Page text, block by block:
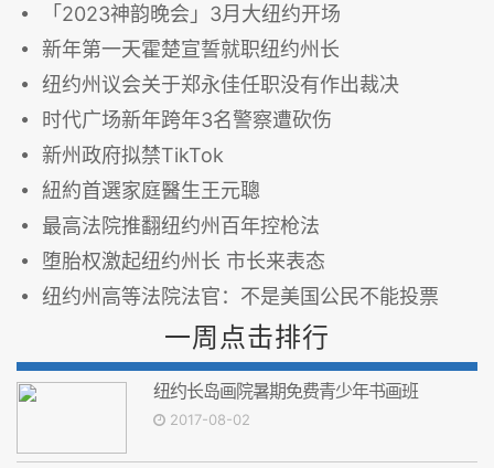
「2023神韵晚会」3月大纽约开场
新年第一天霍楚宣誓就职纽约州长
纽约州议会关于郑永佳任职没有作出裁决
时代广场新年跨年3名警察遭砍伤
新州政府拟禁TikTok
紐約首選家庭醫生王元聰
最高法院推翻纽约州百年控枪法
堕胎权激起纽约州长 市长来表态
纽约州高等法院法官：不是美国公民不能投票
一周点击排行
纽约长岛画院暑期免费青少年书画班
2017-08-02